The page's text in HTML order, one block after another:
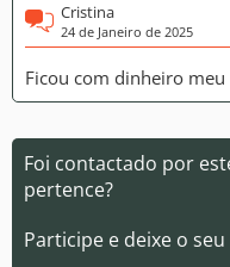
Cristina
24 de Janeiro de 2025
Ficou com dinheiro meu
Foi contactado por
pertence?
Participe e deixe o